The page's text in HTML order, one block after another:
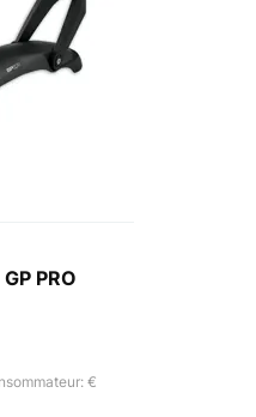
PRO
€